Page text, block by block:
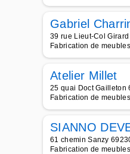
Gabriel
39 rue Lieut-Col
Fabrication de
Atelier Millet
25 quai Doct Gailleton
Fabrication de
SIANNO
61 chemin Sanzy
Fabrication de